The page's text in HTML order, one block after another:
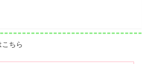
ちら